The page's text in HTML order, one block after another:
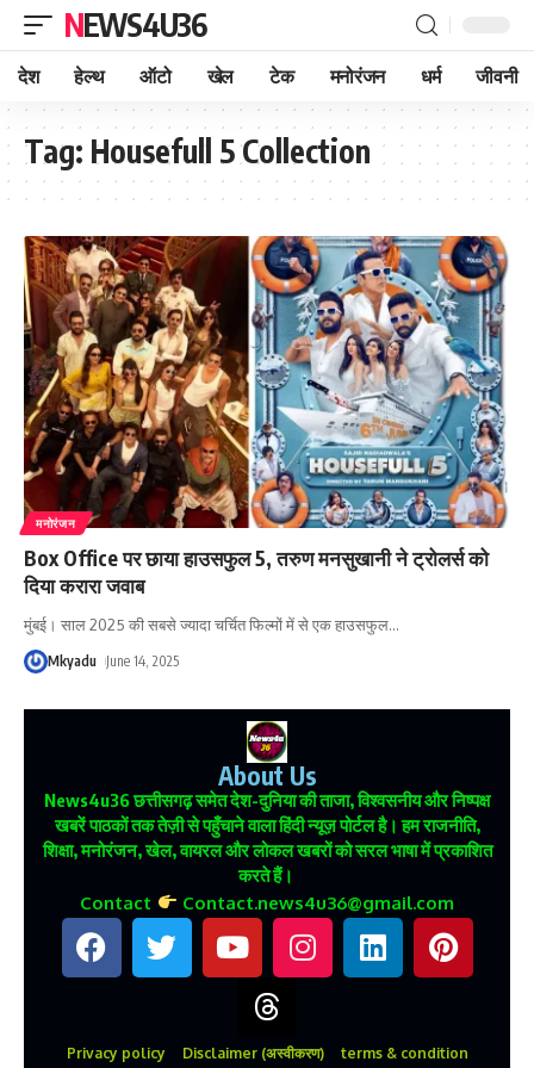
NEWS4U36
देश हेल्थ ऑटो खेल टेक मनोरंजन धर्म जीवनी
Tag: Housefull 5 Collection
मनोरंजन
Box Office पर छाया हाउसफुल 5, तरुण मनसुखानी ने ट्रोलर्स को
दिया करारा जवाब
मुंबई। साल 2025 की सबसे ज्यादा चर्चित फिल्मों में से एक हाउसफुल…
Mkyadu June 14, 2025
About Us
News4u36छत्तीसगढ़ समेत देश-दुनिया की ताजा, विश्वसनीय और निष्पक्ष
खबरें पाठकों तक तेज़ी से पहुँचाने वाला हिंदी न्यूज़ पोर्टल है। हम राजनीति,
शिक्षा, मनोरंजन, खेल, वायरल और लोकल खबरों को सरल भाषा में प्रकाशित
करते हैं।
Contact Contact.news4u36@gmail.com
Privacy policy Disclaimer (अस्वीकरण) terms & condition